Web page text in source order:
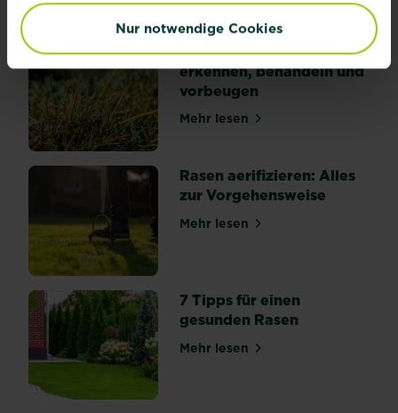
Nur notwendige Cookies
Rasenkrankheiten
erkennen, behandeln und
vorbeugen
Mehr lesenüber Rasenkrankheiten
Rasen aerifizieren: Alles
zur Vorgehensweise
Mehr lesenüber Rasen aerifizieren:
7 Tipps für einen
gesunden Rasen
Mehr lesenüber 7 Tipps für einen